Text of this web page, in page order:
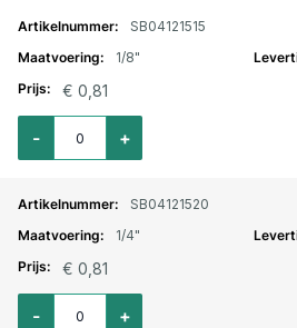
SB04121515
1/8"
€ 0,81
Aantal voor Halve sok RVS binnendraad 1/8"
+
-
SB04121520
1/4"
€ 0,81
Aantal voor Halve sok RVS binnendraad 1/4"
+
-